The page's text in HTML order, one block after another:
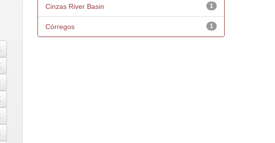
1
Cinzas River Basin
1
Córregos